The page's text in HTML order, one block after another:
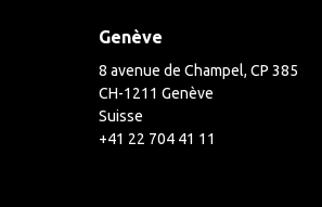
Genève
8 avenue de Champel, CP 385
CH-1211 Genève
Suisse
+41 22 704 41 11